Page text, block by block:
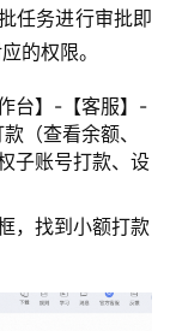
任务进行审批即
的权限。
台】-【客服】-
（查看余额、
子账号打款、设
，找到小额打款